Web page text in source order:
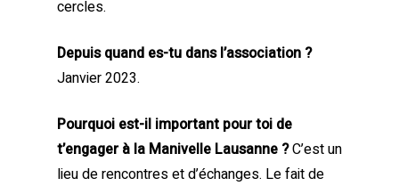
cercles.
Depuis quand es-tu dans l’association ?
Janvier 2023.
Pourquoi est-il important pour toi de
t’engager à la Manivelle Lausanne ?C’est un
lieu de rencontres et d’échanges. Le fait de